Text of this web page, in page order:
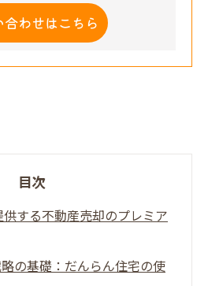
合わせはこちら
目次
する不動産売却のプレミア
の基礎：だんらん住宅の使